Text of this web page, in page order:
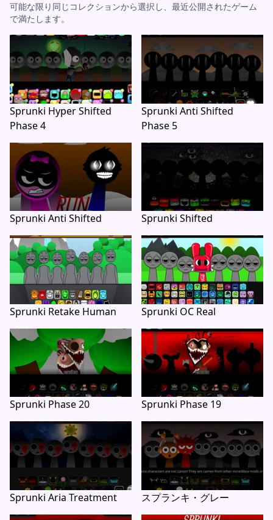
可能な限り同じコレクションから選択し、最近公開されたゲーム
で満たします。
Sprunki Hyper Shifted
Phase 4
Sprunki Anti Shifted
Phase 5
Sprunki Anti Shifted Sprunki Shifted
Sprunki Retake Human Sprunki OC Real
Sprunki Phase 20 Sprunki Phase 19
Sprunki Aria Treatment スプランキ・グレー